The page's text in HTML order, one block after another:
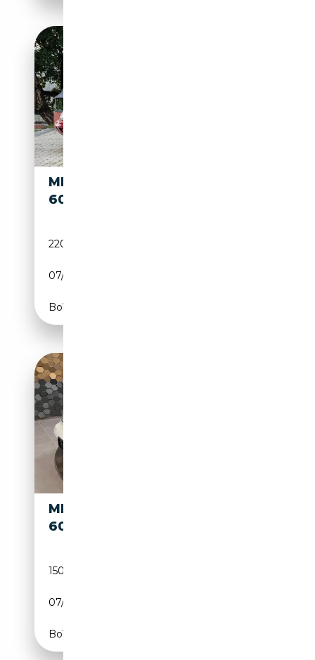
MERCEDES-BENZ SL
600
220 000 km
07/1997
Boîte automatique
MERCEDES-BENZ SL
600
150 000 km
07/1997
Boîte automatique